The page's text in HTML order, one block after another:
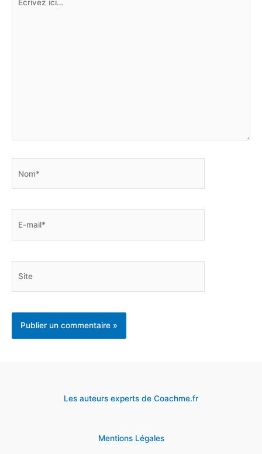
Les auteurs experts de Coachme.fr
Mentions Légales